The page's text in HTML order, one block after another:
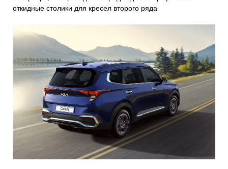
откидные столики для кресел второго ряда.